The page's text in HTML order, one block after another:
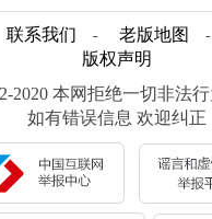
联系我们 - 老版地图 -
版权声明
2020 本网拒绝一切非法
如有错误信息 欢迎纠正